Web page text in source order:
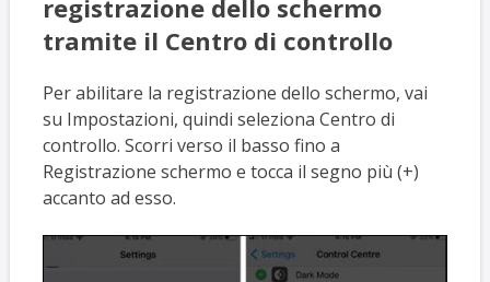
registrazione dello schermo
tramite il Centro di controllo
Per abilitare la registrazione dello schermo, vai
su Impostazioni, quindi seleziona Centro di
controllo. Scorri verso il basso fino a
Registrazione schermo e tocca il segno più (+)
accanto ad esso.